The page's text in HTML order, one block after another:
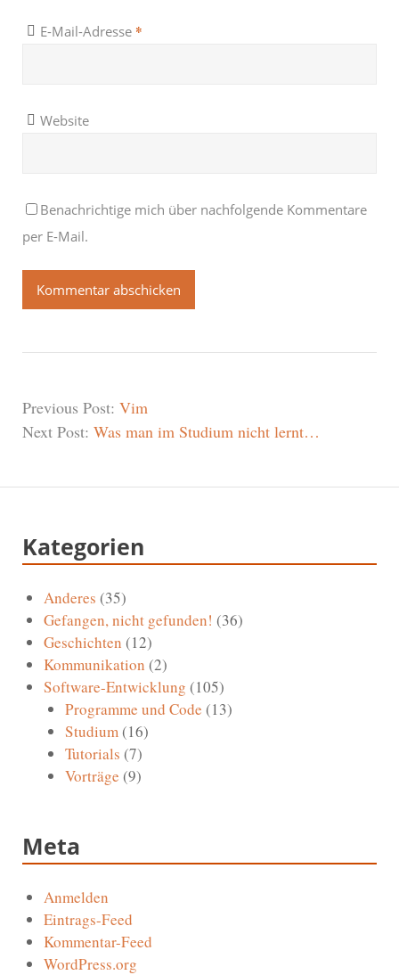
E-Mail-Adresse *
Website
Benachrichtige mich über nachfolgende Kommentare
per E-Mail.
Previous Post: Vim
Next Post: Was man im Studium nicht lernt…
Kategorien
Anderes (35)
Gefangen, nicht gefunden! (36)
Geschichten (12)
Kommunikation (2)
Software-Entwicklung (105)
Programme und Code (13)
Studium(16)
Tutorials (7)
Vorträge (9)
Meta
Anmelden
Eintrags-Feed
Kommentar-Feed
WordPress.org